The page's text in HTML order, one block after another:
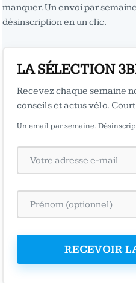
manquer. Un envoi par
désinscription en un clic.
LA SÉLECTION
Recevez chaque semaine
conseils et actus vélo.
Un email par semaine.
RECEVOIR